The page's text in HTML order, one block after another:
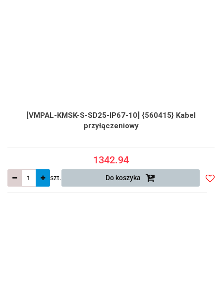
[VMPAL-KMSK-S-SD25-IP67-10] {560415} Kabel
przyłączeniowy
1342.94
szt. Do koszyka